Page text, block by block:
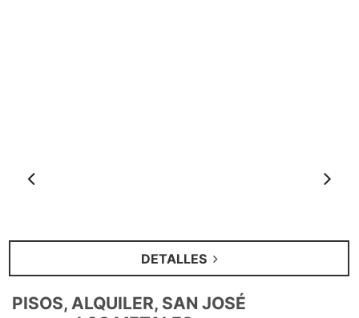
DETALLES
PISOS, ALQUILER, SAN JOSÉ